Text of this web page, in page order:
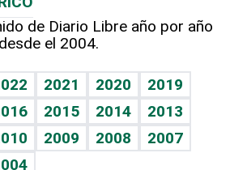
de Diario Libre año por año
desde el 2004.
2021 2020
2019
2015 2014
2013
2009 2008
2007